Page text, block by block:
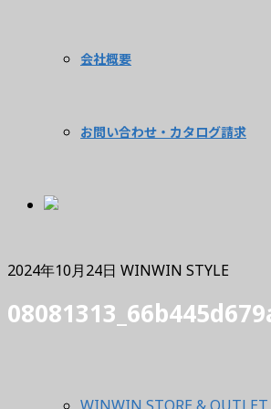
会社概要
お問い合わせ・カタログ請求
2024年10月24日 WINWIN STYLE